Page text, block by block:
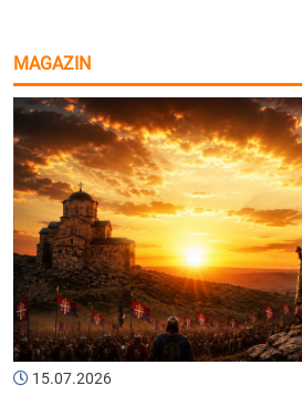
MAGAZIN
15.07.2026